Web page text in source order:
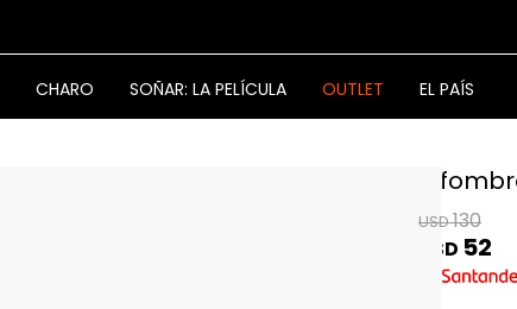
CHARO SOÑAR: LA PELÍCULA OUTLET EL PAÍS
USD130
USD 52